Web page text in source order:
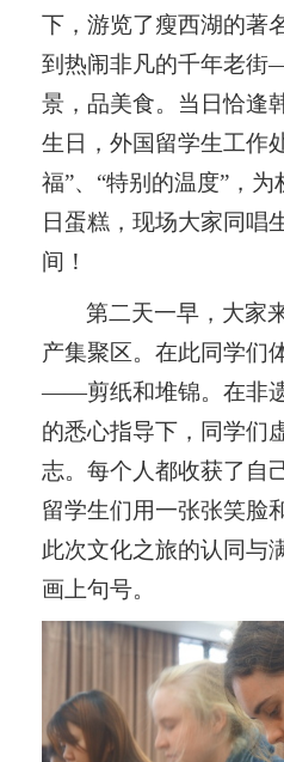
下，游览了瘦西湖的著
到热闹非凡的千年老街
景，品美食。当日恰逢
生日，外国留学生工作
福”、 “特别的温度” ，
日蛋糕，现场大家同唱
间！
第二天一早，大家
产集聚区。在此同学们
——剪纸和堆锦。在非
的悉心指导下，同学们
志。每个人都收获了自
留学生们用一张张笑脸
此次文化之旅的认同与
画上句号。